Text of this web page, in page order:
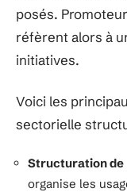
posés.
réfèrent alors à
initiatives.
Voici les
sectorielle
Structuration de
organise les